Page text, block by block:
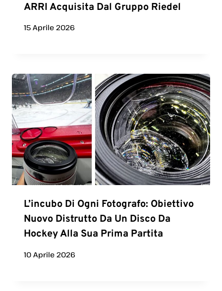
ARRI Acquisita Dal Gruppo Riedel
15 Aprile 2026
L’incubo Di Ogni Fotografo: Obiettivo
Nuovo Distrutto Da Un Disco Da
Hockey Alla Sua Prima Partita
10 Aprile 2026